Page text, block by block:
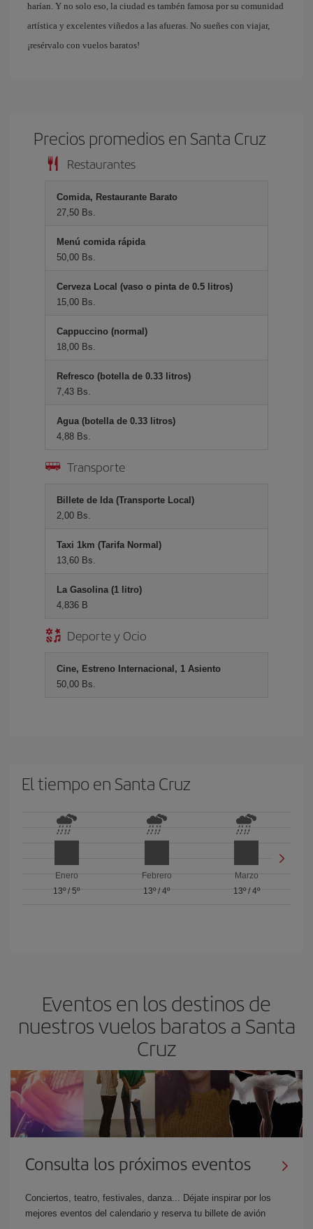
harían. Y no solo eso, la ciudad es tambén famosa por su comunidad
artística y excelentes viñedos a las afueras. No sueñes con viajar,
¡resérvalo con vuelos baratos!
Precios promedios en Santa Cruz
Restaurantes
Comida, Restaurante Barato
27,50 Bs.
Menú comida rápida
50,00 Bs.
Cerveza Local (vaso o pinta de 0.5 litros)
15,00 Bs.
Cappuccino (normal)
18,00 Bs.
Refresco (botella de 0.33 litros)
7,43 Bs.
Agua (botella de 0.33 litros)
4,88 Bs.
Transporte
Billete de Ida (Transporte Local)
2,00 Bs.
Taxi 1km (Tarifa Normal)
13,60 Bs.
La Gasolina (1 litro)
4,836 B
Deporte y Ocio
Cine, Estreno Internacional, 1 Asiento
50,00 Bs.
El tiempo en Santa Cruz
Enero
13º/5º
Febrero
13º/ 4º
Marzo
13º/ 4º
Eventos en los destinos de
nuestros vuelos baratos a Santa
Cruz
Consulta los próximos eventos
Conciertos, teatro, festivales, danza... Déjate inspirar por los
mejores eventos del calendario y reserva tu billete de avión